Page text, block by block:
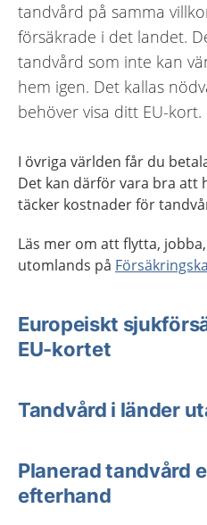
tandvård på samma
försäkrade i det landet.
tandvård som inte kan
hem igen. Det kallas
behöver visa ditt EU-kort.
I övriga världen får du
Det kan därför vara bra att
täcker kostnader för
Läs mer om att flytta,
utomlands på
Europeiskt
EU-kortet
Tandvård i länder
Planerad tandvård
efterhand